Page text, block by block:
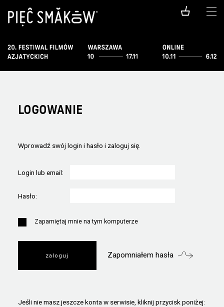
LOGOWANIE
Wprowadź swój login i hasło i zaloguj się.
Login lub email:
Hasło:
Zapamiętaj mnie na tym komputerze
Zapomniałem hasła
Jeśli nie masz jeszcze konta w serwisie, kliknij przycisk poniżej: